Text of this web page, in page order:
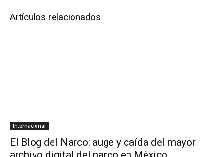
Artículos relacionados
Internacional
El Blog del Narco: auge y caída del mayor
archivo digital del narco en México